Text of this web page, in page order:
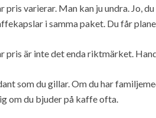
pris varierar. Man kan ju undra. Jo,
i samma paket. Du får
pris är inte det enda riktmärket.
som du gillar. Om du har
om du bjuder på kaffe ofta.